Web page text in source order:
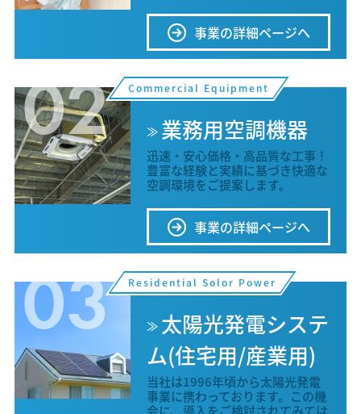
事業の詳細ページへ
02 Commercial Equipment
業務用空調機器
迅速・安心価格・高品質な工事！
豊富な経験と実績に基づき快適な
空調環境をご提案します。
事業の詳細ページへ
03 Residential Solor Power
太陽光発電システ
ム(住宅用/産業用)
当社は1996年頃から太陽光発電
事業に携わっております。この機
会に、導入をご検討されてみては